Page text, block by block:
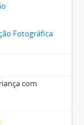
Fotográfica
com